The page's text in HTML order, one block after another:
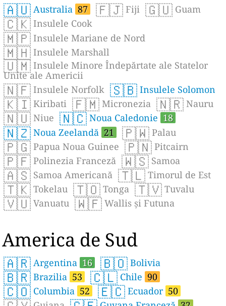
🇦🇺 Australia 87 🇫🇯 Fiji 🇬🇺 Guam
🇨🇰 Insulele Cook
🇲🇵 Insulele Mariane de Nord
🇲🇭 Insulele Marshall
🇺🇲 Insulele Minore Îndepărtate ale Statelor
Unite ale Americii
🇳🇫 Insulele Norfolk 🇸🇧 Insulele Solomon
🇰🇮 Kiribati 🇫🇲 Micronezia 🇳🇷 Nauru
🇳🇺 Niue 🇳🇨 Noua Caledonie 18
🇳🇿 Noua Zeelandă 21 🇵🇼 Palau
🇵🇬 Papua Noua Guinee 🇵🇳 Pitcairn
🇵🇫 Polinezia Franceză 🇼🇸 Samoa
🇦🇸 Samoa Americană 🇹🇱 Timorul de Est
🇹🇰 Tokelau 🇹🇴 Tonga 🇹🇻 Tuvalu
🇻🇺 Vanuatu 🇼🇫 Wallis și Futuna
America de Sud
🇦🇷 Argentina 16 🇧🇴 Bolivia
🇧🇷 Brazilia 53 🇨🇱 Chile 90
🇨🇴 Columbia 52 🇪🇨 Ecuador 50